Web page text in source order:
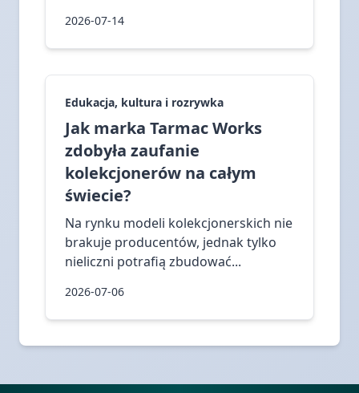
2026-07-14
Edukacja, kultura i rozrywka
Jak marka Tarmac Works
zdobyła zaufanie
kolekcjonerów na całym
świecie?
Na rynku modeli kolekcjonerskich nie
brakuje producentów, jednak tylko
nieliczni potrafią zbudować...
2026-07-06